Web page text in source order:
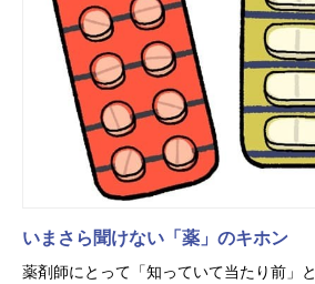
いまさら聞けない「薬」のキホン
薬剤師にとって「知っていて当たり前」